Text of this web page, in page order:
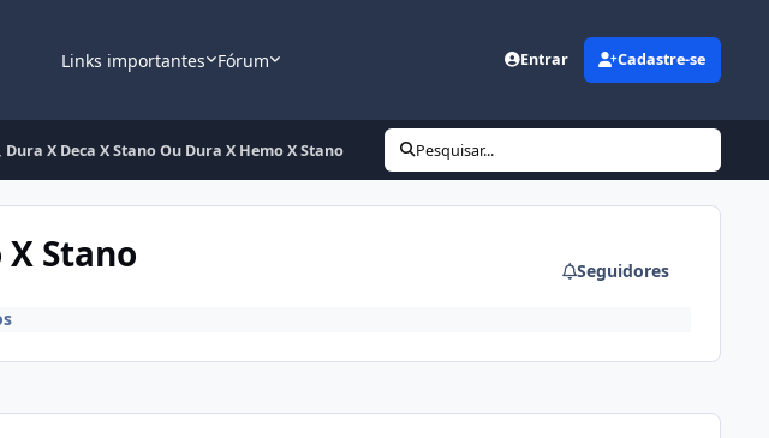
Links importantes Fórum Entrar Cadastre-se
Dura X Deca X Stano Ou Dura X Hemo X Stano Pesquisar...
Stano Seguidores